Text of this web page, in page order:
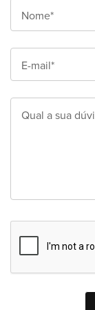
Nome*
E-mail*
Qual a sua